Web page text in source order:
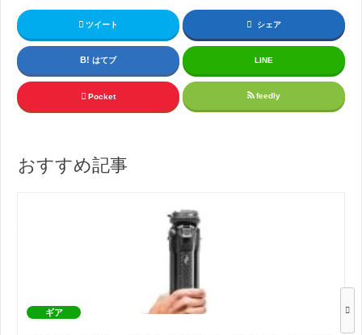
ツイート シェア
はてブ LINE
Pocket feedly
おすすめ記事
ギア